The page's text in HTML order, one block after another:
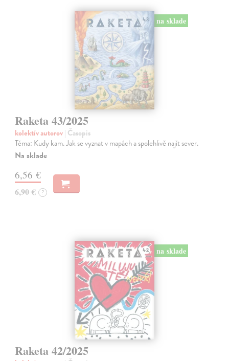
na sklade
Raketa 43/2025
kolektív autorov| Časopis
Téma: Kudy kam. Jak se vyznat v mapách a spolehlivě najít sever.
Na sklade
6,56 €
6,90 € ?
na sklade
Raketa 42/2025